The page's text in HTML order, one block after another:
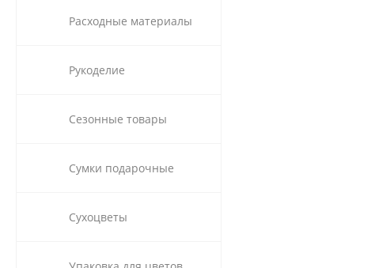
Расходные материалы
Рукоделие
Сезонные товары
Сумки подарочные
Сухоцветы